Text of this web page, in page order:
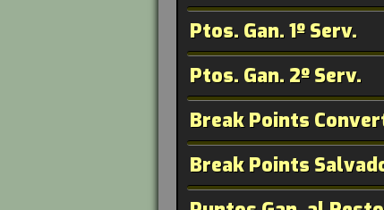
Ptos. Gan. 1º Serv.
Ptos. Gan. 2º Serv.
Break Points
Break Points